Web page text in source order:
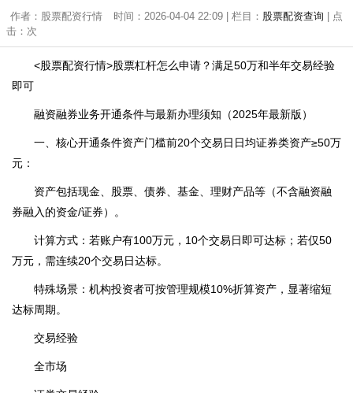
作者：股票配资行情 时间：2026-04-04 22:09 | 栏目： 股票配资查询 | 点
击： 次
<股票配资行情>股票杠杆怎么申请？满足50万和半年交易经验
即可
融资融券业务开通条件与最新办理须知（2025年最新版）
一、核心开通条件资产门槛前20个交易日日均证券类资产≥50万
元：
资产包括现金、股票、债券、基金、理财产品等（不含融资融
券融入的资金/证券）。
计算方式：若账户有100万元，10个交易日即可达标；若仅50
万元，需连续20个交易日达标。
特殊场景：机构投资者可按管理规模10%折算资产，显著缩短
达标周期。
交易经验
全市场